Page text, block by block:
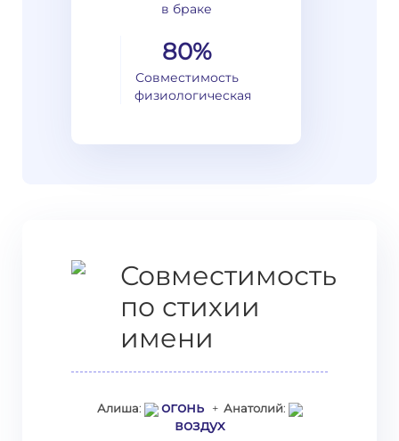
в браке
80%
Совместимость
физиологическая
Совместимость
по стихии
имени
Алиша: огонь+ Анатолий:
воздух